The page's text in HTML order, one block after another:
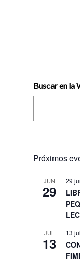
Buscar en la
Próximos
JUN
29
29
JUL
13
13